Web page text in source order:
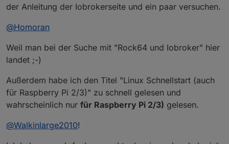
der Anleitung der Iobrokerseite und ein paar versuchen.
@Homoran
Weil man bei der Suche mit "Rock64 und Iobroker" hier
landet ;-)
Außerdem habe ich den Titel "Linux Schnellstart (auch
für Raspberry Pi 2/3)" zu schnell gelesen und
wahrscheinlich nur für Raspberry Pi 2/3) gelesen.
@Walkinlarge2010!